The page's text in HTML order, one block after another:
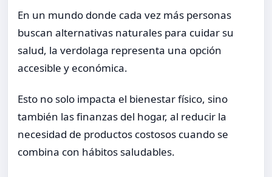
En un mundo donde cada vez más personas
buscan alternativas naturales para cuidar su
salud, la verdolaga representa una opción
accesible y económica.
Esto no solo impacta el bienestar físico, sino
también las finanzas del hogar, al reducir la
necesidad de productos costosos cuando se
combina con hábitos saludables.